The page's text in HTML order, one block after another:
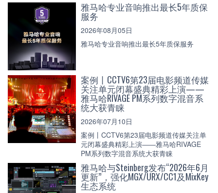
雅马哈专业音响推出最长5年质保
服务
2026年08月05日
雅马哈专业音响推出最长5年质保服务
案例丨CCTV6第23届电影频道传媒
关注单元闭幕盛典精彩上演——
雅马哈RIVAGE PM系列数字混音系
统大获青睐
2026年07月10日
案例丨CCTV6第23届电影频道传媒关注单
元闭幕盛典精彩上演——雅马哈RIVAGE
PM系列数字混音系统大获青睐
雅马哈与Steinberg发布“2026年6月
更新”，强化MGX/URX/CC1及MixKey
生态系统